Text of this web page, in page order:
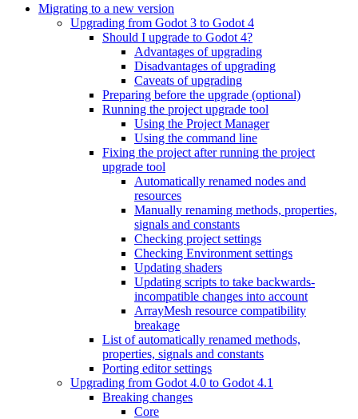
Migrating to a new version
Upgrading from Godot 3 to Godot 4
Should I upgrade to Godot 4?
Advantages of upgrading
Disadvantages of upgrading
Caveats of upgrading
Preparing before the upgrade (optional)
Running the project upgrade tool
Using the Project Manager
Using the command line
Fixing the project after running the project
upgrade tool
Automatically renamed nodes and
resources
Manually renaming methods, properties,
signals and constants
Checking project settings
Checking Environment settings
Updating shaders
Updating scripts to take backwards-
incompatible changes into account
ArrayMesh resource compatibility
breakage
List of automatically renamed methods,
properties, signals and constants
Porting editor settings
Upgrading from Godot 4.0 to Godot 4.1
Breaking changes
Core